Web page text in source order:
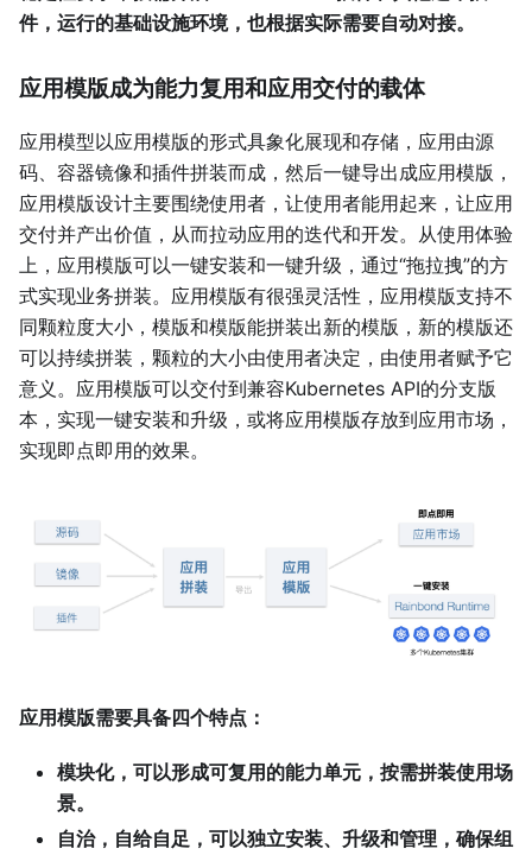
件，运行的基础设施环境，也根据实际需要自动对接。
应用模版成为能力复用和应用交付的载体
应用模型以应用模版的形式具象化展现和存储，应用由源
码、容器镜像和插件拼装而成，然后一键导出成应用模版，
应用模版设计主要围绕使用者，让使用者能用起来，让应用
交付并产出价值，从而拉动应用的迭代和开发。从使用体验
上，应用模版可以一键安装和一键升级，通过“拖拉拽”的方
式实现业务拼装。应用模版有很强灵活性，应用模版支持不
同颗粒度大小，模版和模版能拼装出新的模版，新的模版还
可以持续拼装，颗粒的大小由使用者决定，由使用者赋予它
意义。应用模版可以交付到兼容Kubernetes API的分支版
本，实现一键安装和升级，或将应用模版存放到应用市场，
实现即点即用的效果。
应用模版需要具备四个特点：
模块化，可以形成可复用的能力单元，按需拼装使用场
景。
自治，自给自足，可以独立安装、升级和管理，确保组